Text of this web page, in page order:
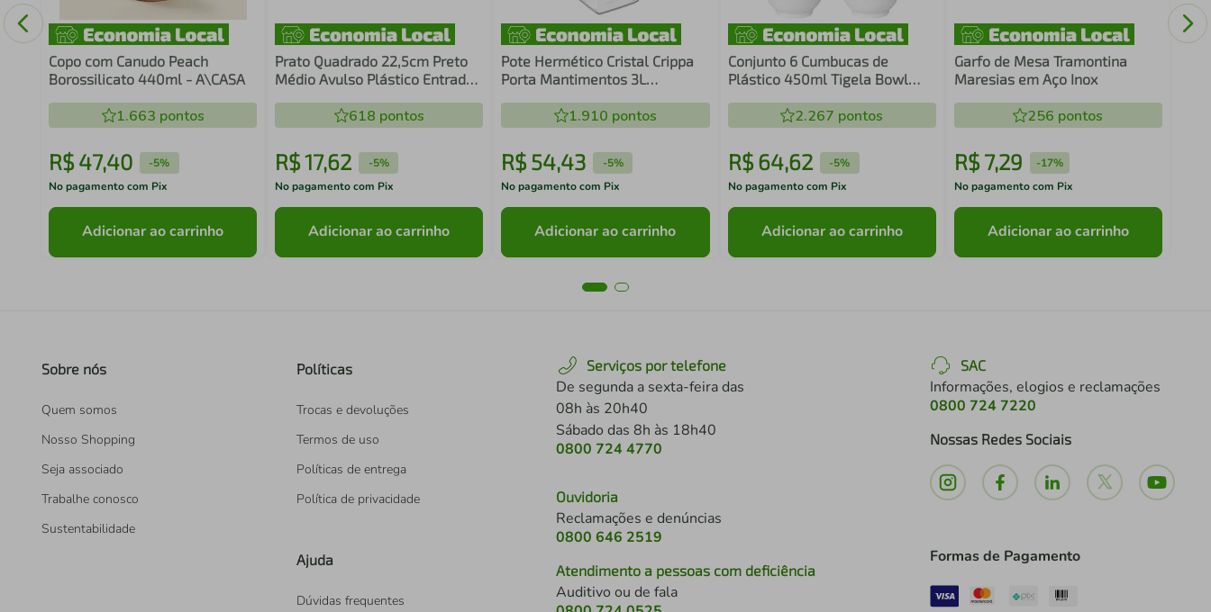
Copo com Canudo Peach
Borossilicato 440ml - A\CASA
1.663 pontos
R$ 47,40 -5%
No pagamento com Pix
Adicionar ao carrinho
Prato Quadrado 22,5cm Preto
Médio Avulso Plástico Entradas
618 pontos
R$17,62 -5%
No pagamento com Pix
Adicionar ao carrinho
Pote Hermético Cristal Crippa
Porta Mantimentos 3L
1.910 pontos
R$54,43 -5%
No pagamento com Pix
Adicionar ao carrinho
Conjunto 6 Cumbucas de
Plástico 450ml Tigela Bowl
Porções Cozinha
2.267 pontos
R$ 64,62 -5%
No pagamento com Pix
Adicionar ao carrinho
Garfo de Mesa Tramontina
Maresias em Aço Inox
256 pontos
R$ 7,29 -17%
No pagamento com Pix
Adicionar ao carrinho
Sobre nós
Quem somos
Nosso Shopping
Seja associado
Trabalhe conosco
Sustentabilidade
Políticas
Trocas e devoluções
Termos de uso
Políticas de entrega
Política de privacidade
Ajuda
Dúvidas frequentes
Serviços por telefone
De segunda a sexta-feira das
08h às 20h40
Sábado das 8h às 18h40
0800 724 4770
Ouvidoria
Reclamações e denúncias
0800 646 2519
Atendimento a pessoas com deficiência
Auditivo ou de fala
SAC
Informações, elogios e reclamações
0800 724 7220
Nossas Redes Sociais
Formas de Pagamento